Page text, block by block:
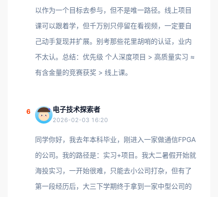
以作为一个目标去参与，但不是唯一路径。线上项目
课可以跟着学，但千万别只停留在看视频，一定要自
己动手复现并扩展。别考那些花里胡哨的认证，业内
不太认。总结：优先级 个人深度项目 > 高质量实习 ≈
有含金量的竞赛获奖 > 线上课。
6 电子技术探索者
2026-02-03 16:20
同学你好，我去年本科毕业，刚进入一家做通信FPGA
的公司。我的路径是：实习+项目。我大二暑假开始就
海投实习，一开始很难，只能去小公司打杂，但有了
第一段经历后，大三下学期终于拿到一家中型公司的